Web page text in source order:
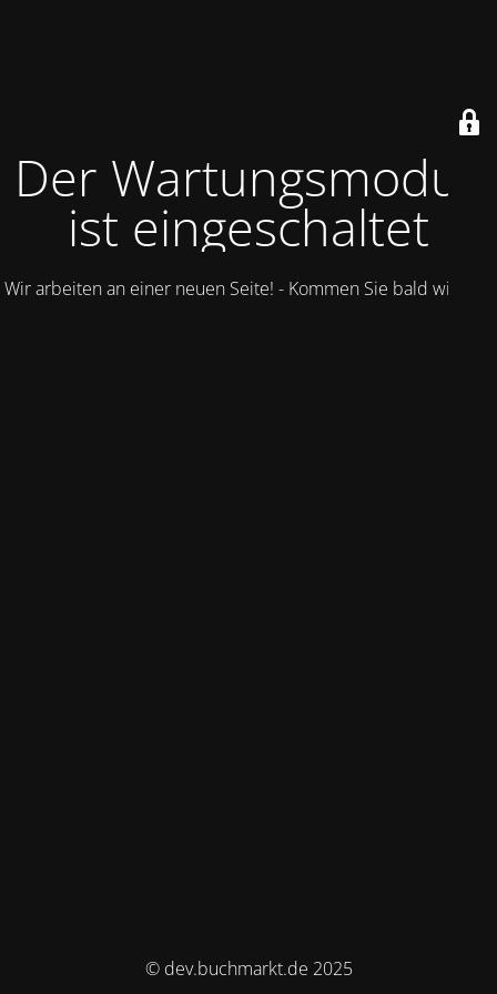
Der Wartungsmodus
ist eingeschaltet
Wir arbeiten an einer neuen Seite! - Kommen Sie bald wieder.
© dev.buchmarkt.de 2025